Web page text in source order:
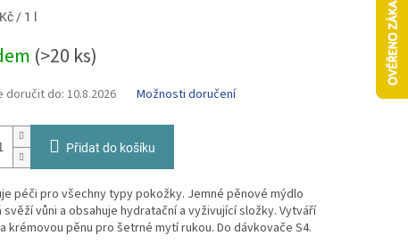
/ 1 l
(>20 ks)
doručit do:10.8.2026 Možnosti doručení
Přidat do košíku
péči pro všechny typy pokožky. Jemné pěnové mýdlo
svěží vůni a obsahuje hydratační a vyživující složky. Vytváří
krémovou pěnu pro šetrné mytí rukou. Do dávkovače S4.